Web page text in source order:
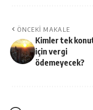
ÖNCEKI MAKALE
Kimler tek
için vergi
ödemeyecek?